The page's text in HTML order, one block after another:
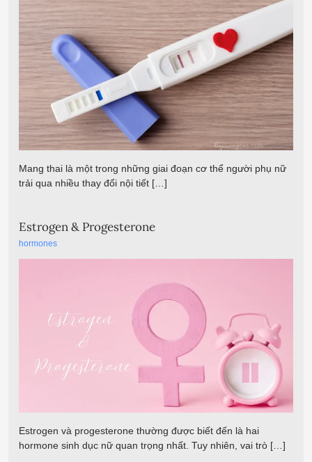
Mang thai là một trong những giai đoạn cơ thể người phụ nữ
trải qua nhiều thay đổi nội tiết […]
Estrogen & Progesterone
hormones
Estrogen và progesterone thường được biết đến là hai
hormone sinh dục nữ quan trọng nhất. Tuy nhiên, vai trò […]